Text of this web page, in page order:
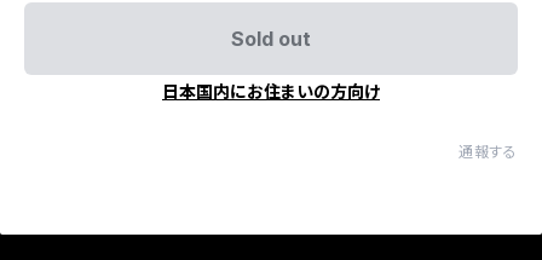
Sold out
日本国内にお住まいの方向け
通報する